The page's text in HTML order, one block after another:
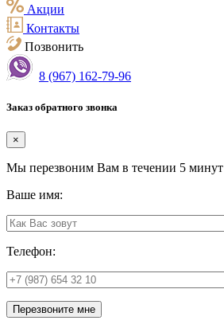
Акции
Контакты
Позвонить
8 (967) 162-79-96
Заказ обратного звонка
×
Мы перезвоним Вам в течении 5 минут
Ваше имя:
Телефон:
Перезвоните мне